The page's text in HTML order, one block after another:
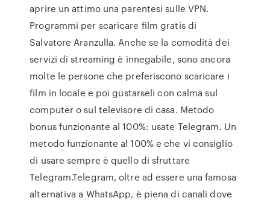
aprire un attimo una parentesi sulle VPN.
Programmi per scaricare film gratis di
Salvatore Aranzulla. Anche se la comodità dei
servizi di streaming è innegabile, sono ancora
molte le persone che preferiscono scaricare i
film in locale e poi gustarseli con calma sul
computer o sul televisore di casa. Metodo
bonus funzionante al 100%: usate Telegram. Un
metodo funzionante al 100% e che vi consiglio
di usare sempre è quello di sfruttare
Telegram.Telegram, oltre ad essere una famosa
alternativa a WhatsApp, è piena di canali dove